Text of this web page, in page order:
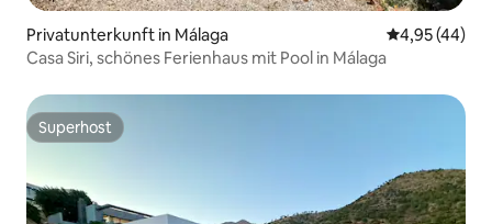
Privatunterkunft in Málaga
4,95 (44)
Casa Siri, schönes Ferienhaus mit Pool in Málaga
Superhost
Superhost